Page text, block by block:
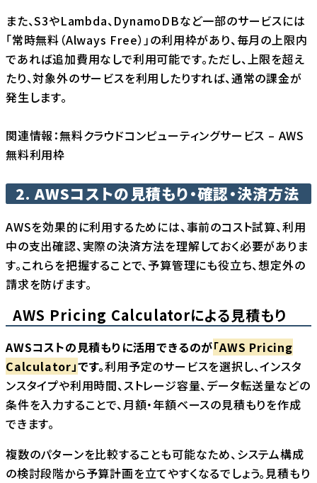
また、S3やLambda、DynamoDBなど一部のサービスには
「常時無料（Always Free）」の利用枠があり、毎月の上限内
であれば追加費用なしで利用可能です。ただし、上限を超え
たり、対象外のサービスを利用したりすれば、通常の課金が
発生します。
関連情報：無料クラウドコンピューティングサービス – AWS
無料利用枠
2. AWSコストの見積もり・確認・決済方法
AWSを効果的に利用するためには、事前のコスト試算、利用
中の支出確認、実際の決済方法を理解しておく必要がありま
す。これらを把握することで、予算管理にも役立ち、想定外の
請求を防げます。
AWS Pricing Calculatorによる見積もり
AWSコストの見積もりに活用できるのが「AWS Pricing
Calculator」です。利用予定のサービスを選択し、インスタ
ンスタイプや利用時間、ストレージ容量、データ転送量などの
条件を入力することで、月額・年額ベースの見積もりを作成
できます。
複数のパターンを比較することも可能なため、システム構成
の検討段階から予算計画を立てやすくなるでしょう。見積もり